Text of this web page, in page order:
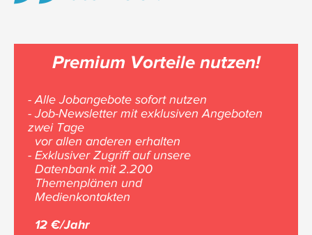
Premium Vorteile nutzen!
- Alle Jobangebote sofort nutzen
- Job-Newsletter mit exklusiven Angeboten
zwei Tage
vor allen anderen erhalten
- Exklusiver Zugriff auf unsere
Datenbank mit 2.200
Themenplänen und
Medienkontakten
12 €/Jahr